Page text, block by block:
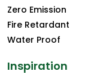
Zero Emission
Fire Retardant
Water Proof
Inspiration